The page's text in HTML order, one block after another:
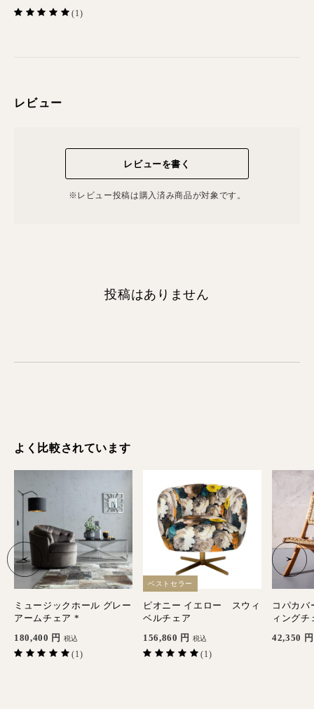
(1)
レビュー
レビューを書く
※レビュー投稿は購⼊済み商品が対象です。
投稿はありません
よく比較されています
ミュージックホール グレー
アームチェア *
180,400 円 税込
(1)
ベストセラー
ピオニー イエロー スウィ
ベルチェア
156,860 円 税込
(1)
コパカ
ィングチ
42,350 円